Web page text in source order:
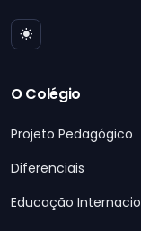
O Colégio
Projeto Pedagógico
Diferenciais
Educação